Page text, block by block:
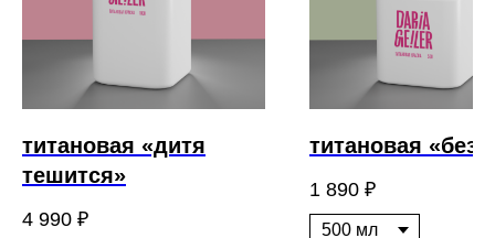
титановая «дитя
тешится»
4 990 ₽
титановая «без
1 890 ₽